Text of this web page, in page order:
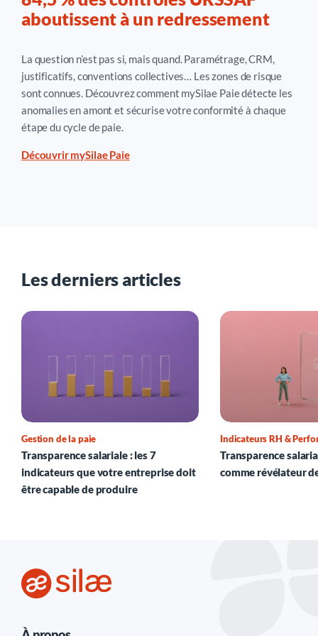
documentaire – au-delà du bulletin lui-même – est la
vraie ligne de défense en cas de contentieux.
maîtrise de l’entreprise sur les paramètres retenus.
Une correction spontanée, accompagnée d’une
correctives mises en place, reste systématiquement
plus favorable qu’une correction imposée : elle limite
les majorations, préserve la relation avec l’inspecteur
et démontre la maturité des processus internes.
aboutissent à un redressement
La question n’est pas si, mais quand. Paramétrage, CRM,
justificatifs, conventions collectives… Les zones de risque
sont connues. Découvrez comment mySilae Paie détecte les
anomalies en amont et sécurise votre conformité à chaque
étape du cycle de paie.
Découvrir mySilae Paie
Les derniers articles
Gestion de la paie
Transparence salariale : les 7
indicateurs que votre entreprise doit
être capable de produire
Indicateurs RH &
Transparence
comme révélateur